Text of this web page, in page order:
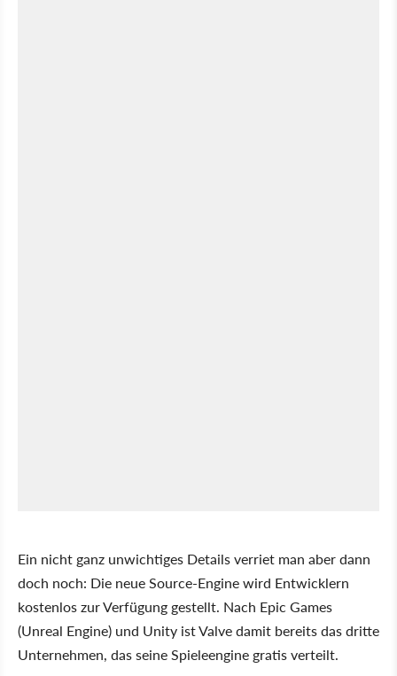
Ein nicht ganz unwichtiges Details verriet man aber dann
doch noch: Die neue Source-Engine wird Entwicklern
kostenlos zur Verfügung gestellt. Nach Epic Games
(Unreal Engine) und Unity ist Valve damit bereits das dritte
Unternehmen, das seine Spieleengine gratis verteilt.